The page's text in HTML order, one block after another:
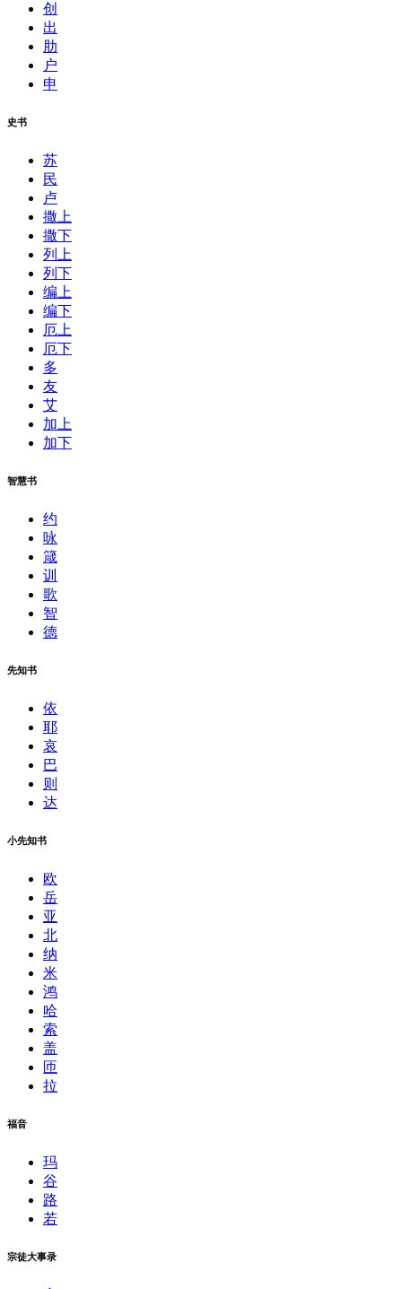
创
出
肋
户
申
史书
苏
民
卢
撒上
撒下
列上
列下
编上
编下
厄上
厄下
多
友
艾
加上
加下
智慧书
约
咏
箴
训
歌
智
德
先知书
依
耶
哀
巴
则
达
小先知书
欧
岳
亚
北
纳
米
鸿
哈
索
盖
匝
拉
福音
玛
谷
路
若
宗徒大事录